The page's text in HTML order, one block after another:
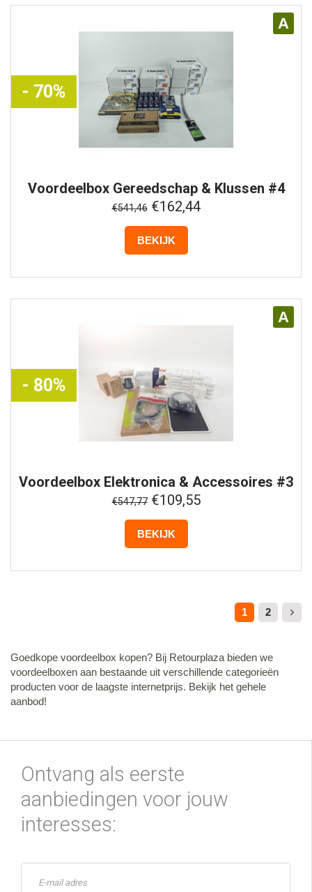
A
- 70%
VoordeelboxGereedschap & Klussen #4
€541,46€162,44
BEKIJK
A
- 80%
Voordeelbox Elektronica & Accessoires #3
€547,77€109,55
BEKIJK
1 2
Goedkope voordeelbox kopen? Bij Retourplaza bieden we
voordeelboxen aan bestaande uit verschillende categorieën
producten voor de laagste internetprijs. Bekijk het gehele
aanbod!
Ontvang als eerste
aanbiedingen voor jouw
interesses: